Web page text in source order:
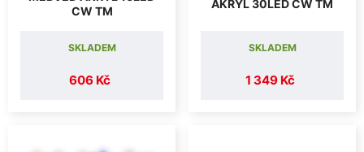
CW TM
606 Kč
SKLADEM
AKRYL 30LED CW TM
1 349 Kč
SKLADEM